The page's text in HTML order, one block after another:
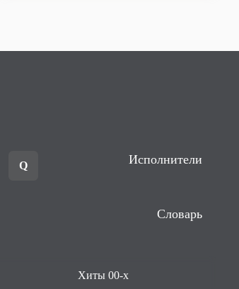
Q Исполнители
Словарь
Хиты 00-х